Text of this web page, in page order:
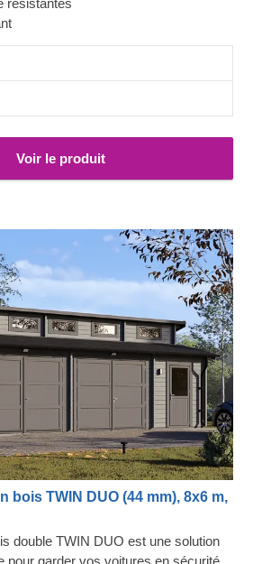
et le toit à double pente chic
votre garage et à vous réjouir :
ses promesses !
Voir le produit
bois TWIN DUO (44 mm), 8x6 m,
double TWIN DUO est une solution